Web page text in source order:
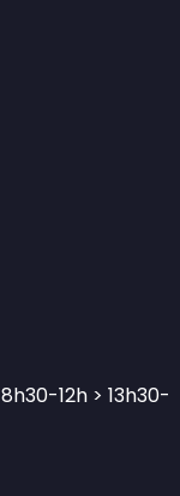
8h30-12h > 13h30-